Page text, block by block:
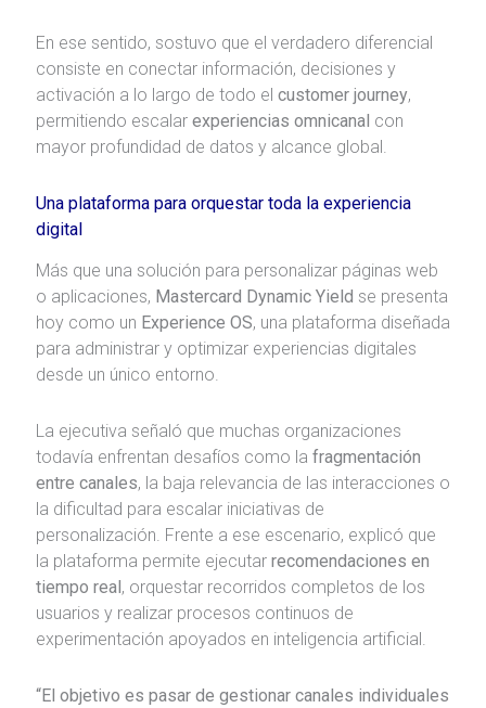
En ese sentido, sostuvo que el verdadero diferencial
consiste en conectar información, decisiones y
activación a lo largo de todo el customer journey,
permitiendo escalar experiencias omnicanal con
mayor profundidad de datos y alcance global.
Una plataforma para orquestar toda la experiencia
digital
Más que una solución para personalizar páginas web
o aplicaciones, Mastercard Dynamic Yield se presenta
hoy como un Experience OS, una plataforma diseñada
para administrar y optimizar experiencias digitales
desde un único entorno.
La ejecutiva señaló que muchas organizaciones
todavía enfrentan desafíos como la fragmentación
entre canales, la baja relevancia de las interacciones o
la dificultad para escalar iniciativas de
personalización. Frente a ese escenario, explicó que
la plataforma permite ejecutar recomendaciones en
tiempo real , orquestar recorridos completos de los
usuarios y realizar procesos continuos de
experimentación apoyados en inteligencia artificial.
“El objetivo es pasar de gestionar canales individuales